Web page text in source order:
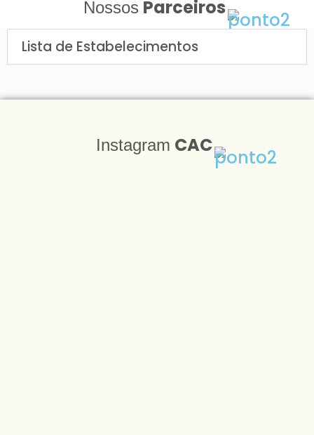
Nossos Parceiros
Lista de Estabelecimentos
Instagram CAC